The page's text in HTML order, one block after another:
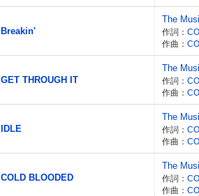
Breakin'
The
作詞：
作曲：
GET THROUGH IT
The
作詞：
作曲：
IDLE
The
作詞：
作曲：
COLD BLOODED
The
作詞：
作曲：